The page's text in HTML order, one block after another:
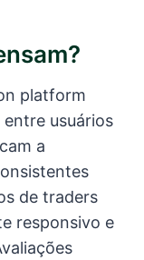
platform
usuários
a
de traders
responsivo e